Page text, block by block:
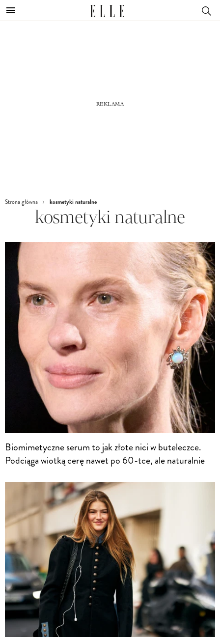
Strona główna kosmetyki naturalne
kosmetyki naturalne
Biomimetyczne serum to jak złote nici w buteleczce.
Podciąga wiotką cerę nawet po 60-tce, ale naturalnie